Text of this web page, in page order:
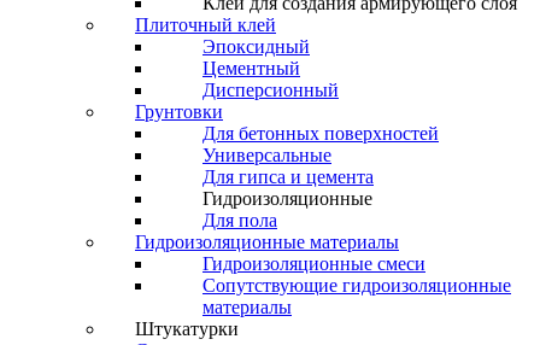
Плиточный клей
Эпоксидный
Цементный
Дисперсионный
Грунтовки
Для бетонных поверхностей
Универсальные
Для гипса и цемента
Гидроизоляционные
Для пола
Гидроизоляционные материалы
Гидроизоляционные смеси
Сопутствующие гидроизоляционные
материалы
Штукатурки